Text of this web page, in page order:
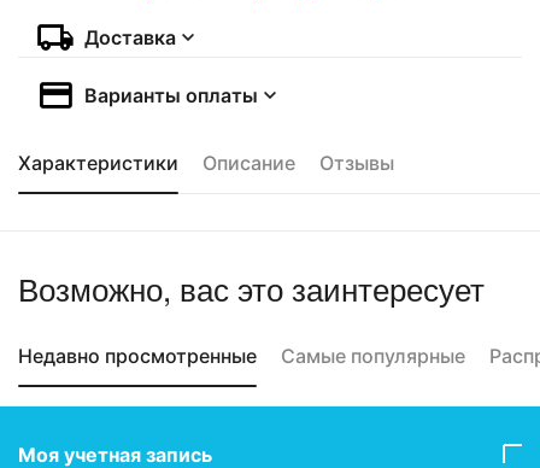
Доставка
Варианты оплаты
Характеристики Описание Отзывы
Возможно, вас это заинтересует
Недавно просмотренные Самые популярные
Моя учетная запись